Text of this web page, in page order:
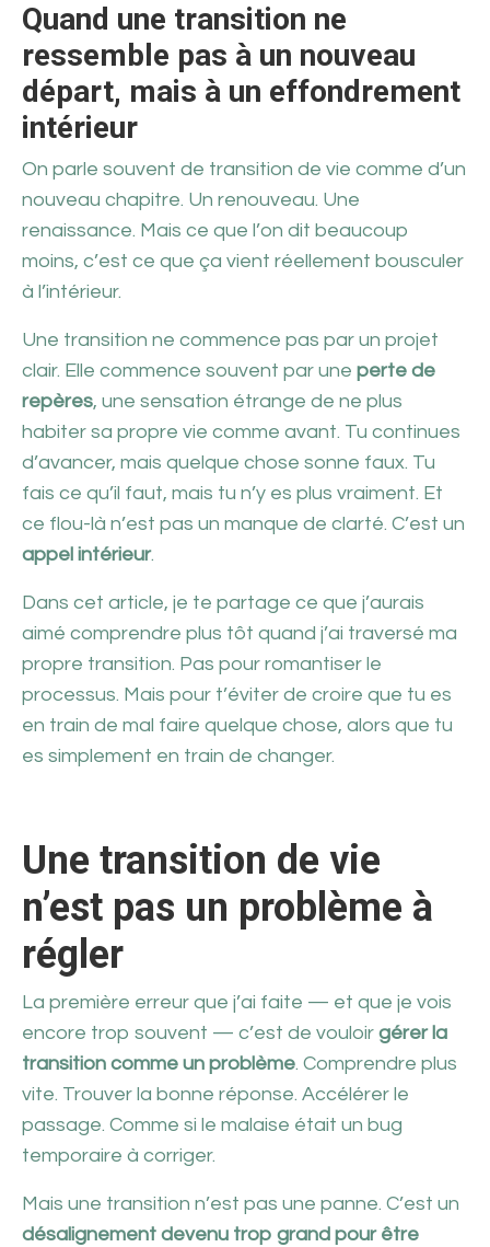
Quand une transition ne
ressemble pas à un nouveau
départ, mais à un effondrement
intérieur
On parle souvent de transition de vie comme d’un
nouveau chapitre. Un renouveau. Une
renaissance. Mais ce que l’on dit beaucoup
moins, c’est ce que ça vient réellement bousculer
à l’intérieur.
Une transition ne commence pas par un projet
clair. Elle commence souvent par une perte de
repères, une sensation étrange de ne plus
habiter sa propre vie comme avant. Tu continues
d’avancer, mais quelque chose sonne faux. Tu
fais ce qu’il faut, mais tu n’y es plus vraiment. Et
ce flou-là n’est pas un manque de clarté. C’est un
appel intérieur.
Dans cet article, je te partage ce que j’aurais
aimé comprendre plus tôt quand j’ai traversé ma
propre transition. Pas pour romantiser le
processus. Mais pour t’éviter de croire que tu es
en train de mal faire quelque chose, alors que tu
es simplement en train de changer.
Une transition de vie
n’est pas un problème à
régler
La première erreur que j’ai faite — et que je vois
encore trop souvent — c’est de vouloir gérer la
transition comme un problème. Comprendre plus
vite. Trouver la bonne réponse. Accélérer le
passage. Comme si le malaise était un bug
temporaire à corriger.
Mais une transition n’est pas une panne. C’est un
désalignement devenu trop grand pour être